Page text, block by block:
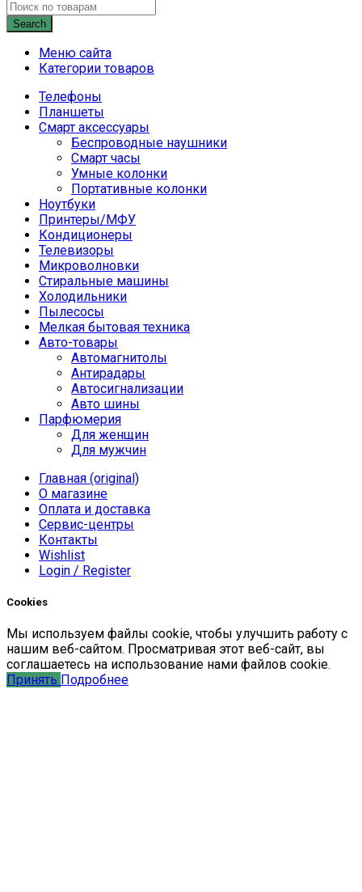
Search
Меню сайта
Категории товаров
Телефоны
Планшеты
Смарт аксессуары
Беспроводные наушники
Смарт часы
Умные колонки
Портативные колонки
Ноутбуки
Принтеры/МФУ
Кондиционеры
Телевизоры
Микроволновки
Стиральные машины
Холодильники
Пылесосы
Мелкая бытовая техника
Авто-товары
Автомагнитолы
Антирадары
Автосигнализации
Авто шины
Парфюмерия
Для женщин
Для мужчин
Главная (original)
О магазине
Оплата и доставка
Сервис-центры
Контакты
Wishlist
Login / Register
Cookies
Мы используем файлы cookie, чтобы улучшить работу с
нашим веб-сайтом. Просматривая этот веб-сайт, вы
соглашаетесь на использование нами файлов cookie.
Принять Подробнее